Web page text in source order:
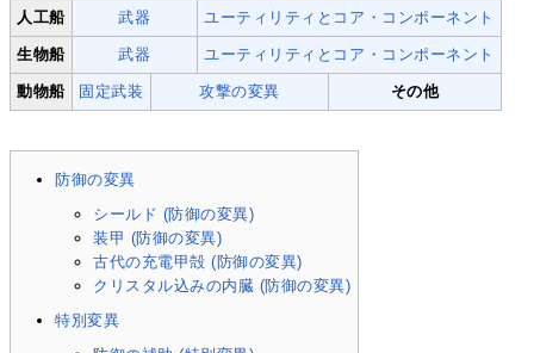
人工船 武器 ユーティリティとコア・コンポーネント
生物船 武器 ユーティリティとコア・コンポーネント
動物船 固定武装 攻撃の変異 その他
防御の変異
シールド (防御の変異)
装甲 (防御の変異)
古代の充電甲殻 (防御の変異)
クリスタル込みの内臓 (防御の変異)
特別変異